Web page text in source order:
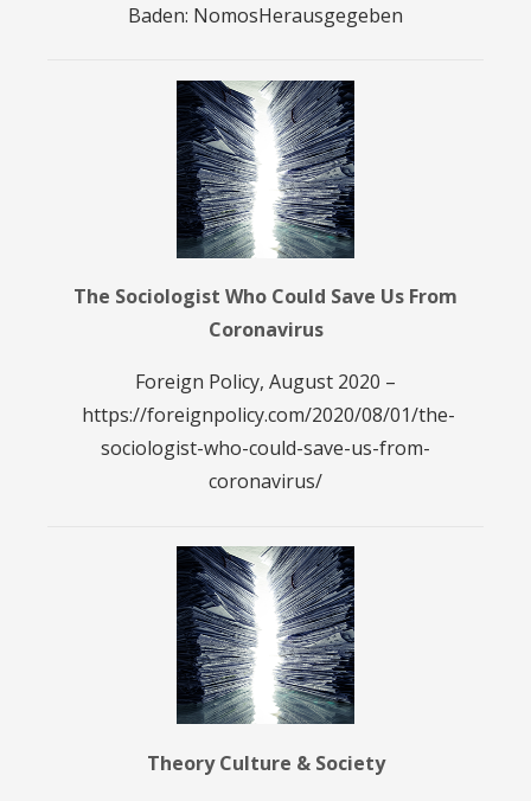
Baden: NomosHerausgegeben
The Sociologist Who Could Save Us From
Coronavirus
Foreign Policy, August 2020 –
https://foreignpolicy.com/2020/08/01/the-
sociologist-who-could-save-us-from-
coronavirus/
Theory Culture & Society